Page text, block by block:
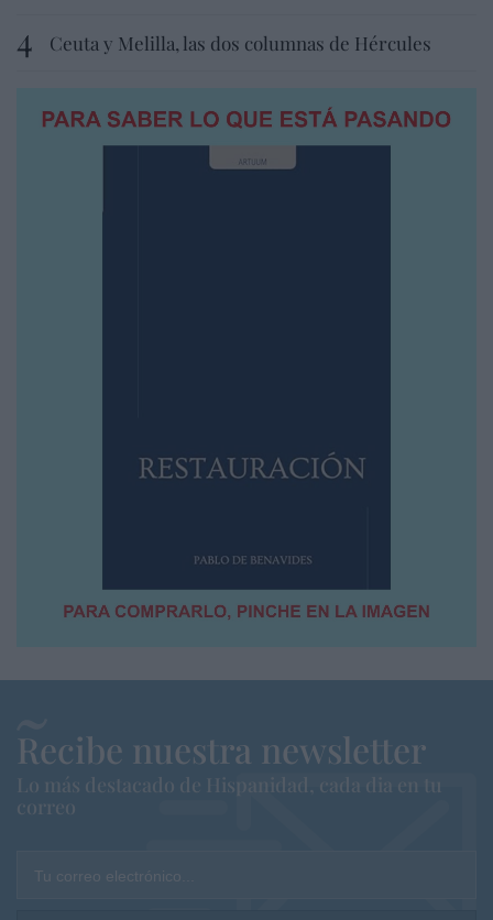
Ceuta y Melilla, las dos columnas de Hércules
Recibe nuestra newsletter
Lo más destacado de Hispanidad, cada dia en tu
correo
Tu correo electrónico...